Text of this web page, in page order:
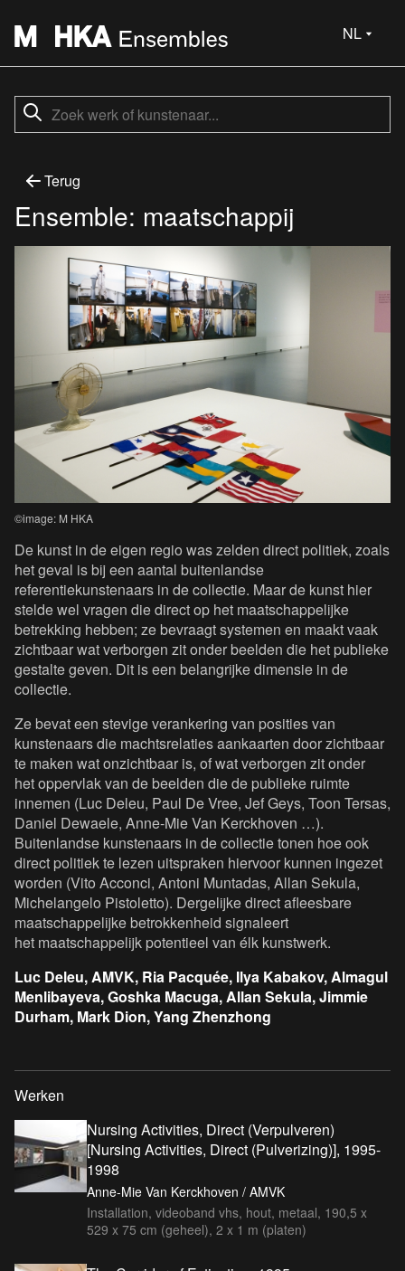
NL
Terug
Ensemble: maatschappij
©image: M HKA
De kunst in de eigen regio was zelden direct politiek, zoals
het geval is bij een aantal buitenlandse
referentiekunstenaars in de collectie. Maar de kunst hier
stelde wel vragen die direct op het maatschappelijke
betrekking hebben; ze bevraagt systemen en maakt vaak
zichtbaar wat verborgen zit onder beelden die het publieke
gestalte geven. Dit is een belangrijke dimensie in de
collectie.
Ze bevat een stevige verankering van posities van
kunstenaars die machtsrelaties aankaarten door zichtbaar
te maken wat onzichtbaar is, of wat verborgen zit onder
het oppervlak van de beelden die de publieke ruimte
innemen (Luc Deleu, Paul De Vree, Jef Geys, Toon Tersas,
Daniel Dewaele, Anne-Mie Van Kerckhoven …).
Buitenlandse kunstenaars in de collectie tonen hoe ook
direct politiek te lezen uitspraken hiervoor kunnen ingezet
worden (Vito Acconci, Antoni Muntadas, Allan Sekula,
Michelangelo Pistoletto). Dergelijke direct afleesbare
maatschappelijke betrokkenheid signaleert
het maatschappelijk potentieel van élk kunstwerk.
Luc Deleu, AMVK, Ria Pacquée, Ilya Kabakov, Almagul
Menlibayeva, Goshka Macuga, Allan Sekula, Jimmie
Durham, Mark Dion, Yang Zhenzhong
Werken
Nursing Activities, Direct (Verpulveren)
[Nursing Activities, Direct (Pulverizing)], 1995-
1998
Anne-Mie Van Kerckhoven / AMVK
Installation, videoband vhs, hout, metaal, 190,5 x
529 x 75 cm (geheel), 2 x 1 m (platen)